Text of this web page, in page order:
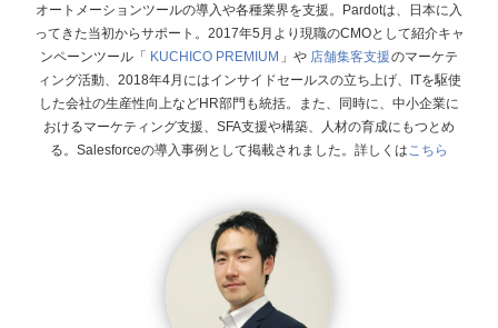
オートメーションツールの導入や各種業界を支援。Pardotは、日本に入
ってきた当初からサポート。 2017年5月より現職のCMOとして紹介キャ
ンペーンツール「 KUCHICO PREMIUM 」や 店舗集客支援のマーケテ
ィング活動、2018年4月にはインサイドセールスの立ち上げ、ITを駆使
した会社の生産性向上などHR部門も統括。また、同時に、中小企業に
おけるマーケティング支援、SFA支援や構築、人材の育成にもつとめ
る。Salesforceの導入事例として掲載されました。詳しくはこちら